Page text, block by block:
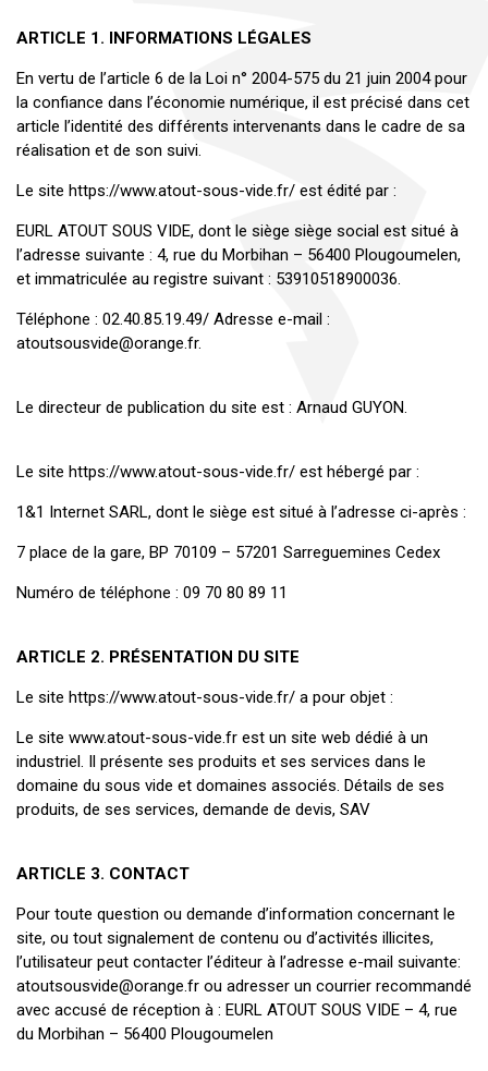
ARTICLE 1. INFORMATIONS LÉGALES
En vertu de l’article 6 de la Loi n° 2004-575 du 21 juin 2004 pour
la confiance dans l’économie numérique, il est précisé dans cet
article l’identité des différents intervenants dans le cadre de sa
réalisation et de son suivi.
Le site https://www.atout-sous-vide.fr/ est édité par :
EURL ATOUT SOUS VIDE, dont le siège siège social est situé à
l’adresse suivante : 4, rue du Morbihan – 56400 Plougoumelen,
et immatriculée au registre suivant : 53910518900036.
Téléphone : 02.40.85.19.49/ Adresse e-mail :
atoutsousvide@orange.fr.
Le directeur de publication du site est : Arnaud GUYON.
Le site https://www.atout-sous-vide.fr/ est hébergé par :
1&1 Internet SARL, dont le siège est situé à l’adresse ci-après :
7 place de la gare, BP 70109 – 57201 Sarreguemines Cedex
Numéro de téléphone : 09 70 80 89 11
ARTICLE 2. PRÉSENTATION DU SITE
Le site https://www.atout-sous-vide.fr/ a pour objet :
Le site www.atout-sous-vide.fr est un site web dédié à un
industriel. Il présente ses produits et ses services dans le
domaine du sous vide et domaines associés. Détails de ses
produits, de ses services, demande de devis, SAV
ARTICLE 3. CONTACT
Pour toute question ou demande d’information concernant le
site, ou tout signalement de contenu ou d’activités illicites,
l’utilisateur peut contacter l’éditeur à l’adresse e-mail suivante:
atoutsousvide@orange.fr ou adresser un courrier recommandé
avec accusé de réception à : EURL ATOUT SOUS VIDE – 4, rue
du Morbihan – 56400 Plougoumelen